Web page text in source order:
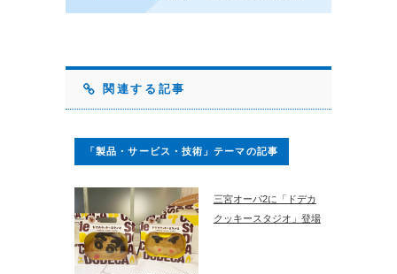
関連する記事
「製品・サービス・技術」テーマの記事
三宮オーパ2に「ドデカ
クッキースタジオ」登場